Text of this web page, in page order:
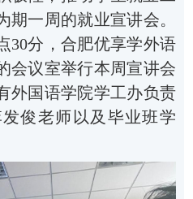
期一周的就业宣讲会。
30分，合肥优享学外语
会议室举行本周宣讲会
外国语学院学工办负责
俊老师 以及 毕业班学